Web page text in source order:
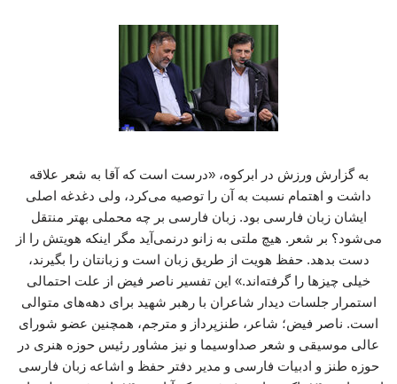
به گزارش ورزش در ابرکوه، «درست است که آقا به شعر علاقه
داشت و اهتمام نسبت به آن را توصیه می‌کرد، ولی دغدغه اصلی
ایشان زبان فارسی بود. زبان فارسی بر چه محملی بهتر منتقل
می‌شود؟ بر شعر. هیچ ملتی به زانو درنمی‌آید مگر اینکه هویتش را از
دست بدهد. حفظ هویت از طریق زبان است و زبانتان را بگیرند،
خیلی چیزها را گرفته‌اند.» این تفسیر ناصر فیض از علت احتمالی
استمرار جلسات دیدار شاعران با رهبر شهید برای دهه‌های متوالی
است. ناصر فیض؛ شاعر، طنزپرداز و مترجم، همچنین عضو شورای
عالی موسیقی و شعر صداوسیما و نیز مشاور رئیس حوزه هنری در
حوزه طنز و ادبیات فارسی و مدیر دفتر حفظ و اشاعه زبان فارسی